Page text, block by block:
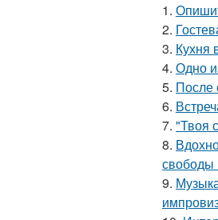
1.
2.
3. Кухня
4. Одно
5. После
6.
7. "Твоя
8.
свободы
9.